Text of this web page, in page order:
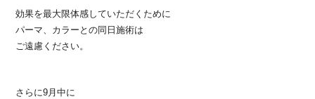
効果を最大限体感していただくために
パーマ、カラーとの同日施術は
ご遠慮ください。
さらに9月中に